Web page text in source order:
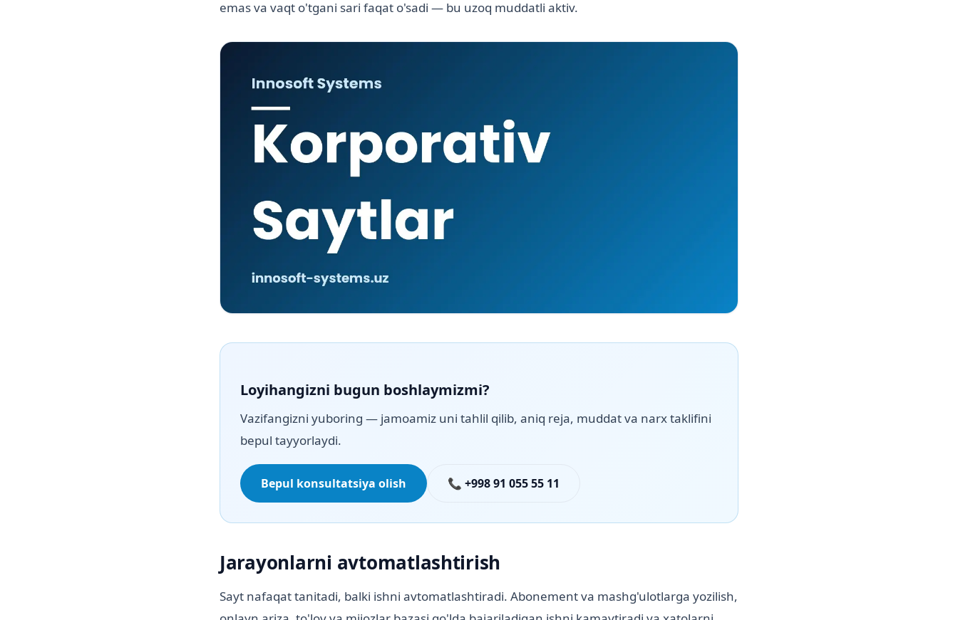
emas va vaqt o'tgani sari faqat o'sadi — bu uzoq muddatli aktiv.
Loyihangizni bugun boshlaymizmi?
Vazifangizni yuboring — jamoamiz uni tahlil qilib, aniq reja, muddat va narx taklifini
bepul tayyorlaydi.
Bepul konsultatsiya olish 📞 +998 91 055 55 11
Jarayonlarni avtomatlashtirish
Sayt nafaqat tanitadi, balki ishni avtomatlashtiradi. Abonement va mashg'ulotlarga yozilish,